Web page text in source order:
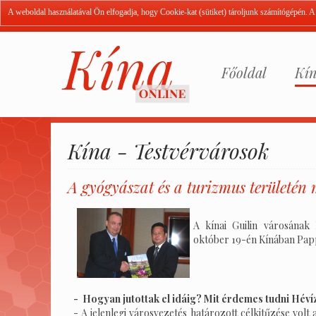
A weboldal használatával Ön elfogadja, hogy Cookie-kat (sütiket) tároljunk számítógépén.
Főoldal
Kína - Testvérvárosok
A gyógyászat és a turizmus
A kínai Guilin városának
október 19-én Kínában
- Hogyan jutottak el idáig? Mit érdemes tudni
- A jelenlegi városvezetés határozott célkitűzése